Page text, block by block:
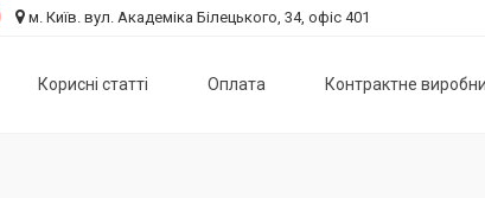
Корисні статті Оплата Контрактне
м. Київ. вул. Академіка Білецького, 34, офіс 401